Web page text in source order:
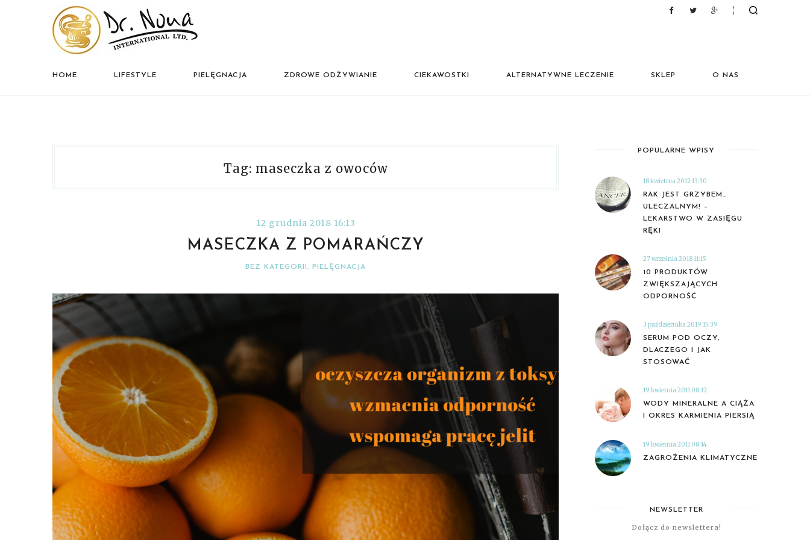
HOME LIFESTYLE PIELĘGNACJA ZDROWE ODŻYWIANIE CIEKAWOSTKI ALTERNATYWNE LECZENIE SKLEP O NAS
Tag: maseczka z owoców
12 grudnia 2018 16:13
MASECZKA Z POMARAŃCZY
BEZ KATEGORII , PIELĘGNACJA
POPULARNE WPISY
18 kwietnia 2012 13:30
RAK JEST GRZYBEM…
ULECZALNYM! –
LEKARSTWO W ZASIĘGU
RĘKI
27 września 2018 11:15
10 PRODUKTÓW
ZWIĘKSZAJĄCYCH
ODPORNOŚĆ
3 października 2019 15:39
SERUM POD OCZY,
DLACZEGO I JAK
STOSOWAĆ
19 kwietnia 2011 08:12
WODY MINERALNE A CIĄŻA
I OKRES KARMIENIA PIERSIĄ
19 kwietnia 2011 08:14
ZAGROŻENIA KLIMATYCZNE
NEWSLETTER
Dołącz do newslettera!